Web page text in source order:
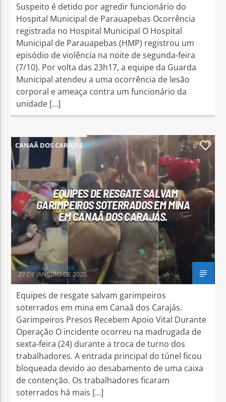
Suspeito é detido por agredir funcionário do
Hospital Municipal de Parauapebas Ocorrência
registrada no Hospital Municipal O Hospital
Municipal de Parauapebas (HMP) registrou um
episódio de violência na noite de segunda-feira
(7/10). Por volta das 23h17, a equipe da Guarda
Municipal atendeu a uma ocorrência de lesão
corporal e ameaça contra um funcionário da
unidade […]
CANAÃ DOS CARAJÁS 0
EQUIPES DE RESGATE SALVAM
GARIMPEIROS SOTERRADOS EM MINA
EM CANAÃ DOS CARAJÁS.
Henrique Gonzaga
27 DE JANEIRO DE 2025
Equipes de resgate salvam garimpeiros
soterrados em mina em Canaã dos Carajás.
Garimpeiros Presos Recebem Apoio Vital Durante
Operação O incidente ocorreu na madrugada de
sexta-feira (24) durante a troca de turno dos
trabalhadores. A entrada principal do túnel ficou
bloqueada devido ao desabamento de uma caixa
de contenção. Os trabalhadores ficaram
soterrados há mais […]